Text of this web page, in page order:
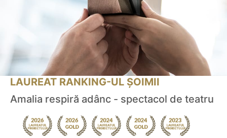
LAUREAT RANKING-UL ȘOIMII
Amalia respiră adânc - spectacol de teatru